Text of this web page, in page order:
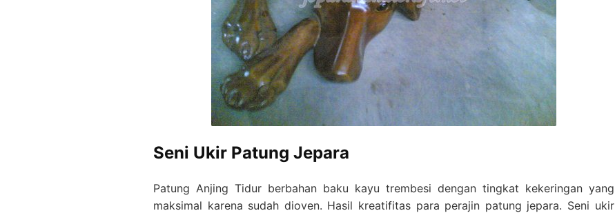
Seni Ukir Patung Jepara
Patung Anjing Tidur berbahan baku kayu trembesi dengan tingkat kekeringan yang
maksimal karena sudah dioven. Hasil kreatifitas para perajin patung jepara. Seni ukir